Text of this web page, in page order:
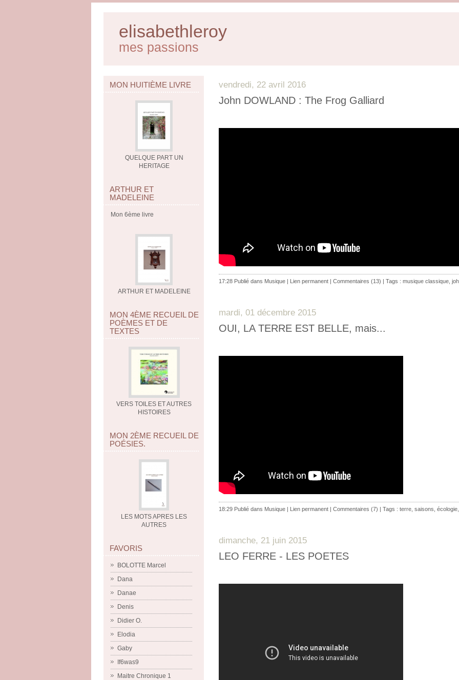
elisabethleroy
mes passions
MON HUITIÈME LIVRE
QUELQUE PART UN
HERITAGE
ARTHUR ET
MADELEINE
Mon 6ème livre
ARTHUR ET MADELEINE
MON 4ÈME RECUEIL DE
POÈMES ET DE
TEXTES
VERS TOILES ET AUTRES
HISTOIRES
MON 2ÈME RECUEIL DE
POÉSIES.
LES MOTS APRES LES
AUTRES
FAVORIS
BOLOTTE Marcel
Dana
Danae
Denis
Didier O.
Elodia
Gaby
If6was9
Maitre Chronique 1
vendredi, 22 avril 2016
John DOWLAND : The Frog Galliard
17:28 Publié dans Musique | Lien permanent | Commentaires (13) | Tags : musique classique
mardi, 01 décembre 2015
OUI, LA TERRE EST BELLE, mais...
18:29 Publié dans Musique | Lien permanent | Commentaires (7) | Tags : terre saisons écologie
dimanche, 21 juin 2015
LEO FERRE - LES POETES